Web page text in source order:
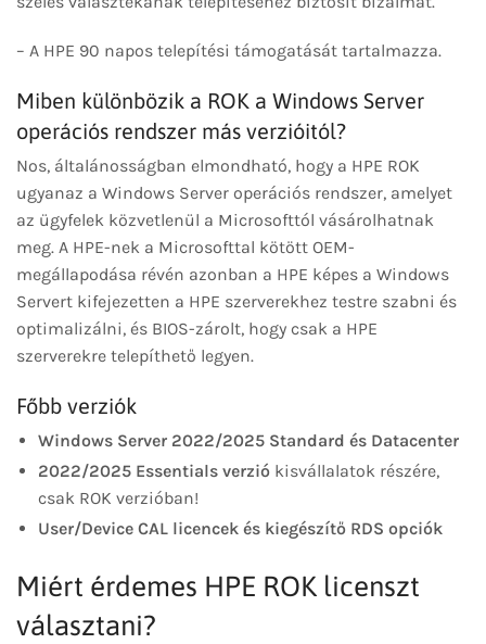
– A HPE 90 napos telepítési támogatását tartalmazza.
Miben különbözik a ROK a Windows Server
operációs rendszer más verzióitól?
Nos, általánosságban elmondható, hogy a HPE ROK
ugyanaz a Windows Server operációs rendszer, amelyet
az ügyfelek közvetlenül a Microsofttól vásárolhatnak
meg. A HPE-nek a Microsofttal kötött OEM-
megállapodása révén azonban a HPE képes a Windows
Servert kifejezetten a HPE szerverekhez testre szabni és
optimalizálni, és BIOS-zárolt, hogy csak a HPE
szerverekre telepíthető legyen.
Főbb verziók
Windows Server 2022/2025 Standard és Datacenter
2022/2025 Essentials verzió kisvállalatok részére,
csak ROK verzióban!
User/Device CAL licencek és kiegészítő RDS opciók
Miért érdemes HPE ROK licenszt
választani?